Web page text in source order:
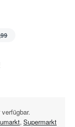
, Supermarkt